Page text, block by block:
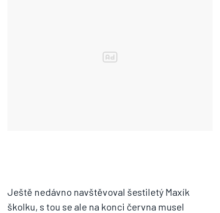
Ještě nedávno navštěvoval šestiletý Maxík
školku, s tou se ale na konci června musel